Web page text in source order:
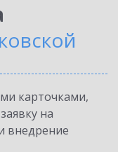
карточками,
на
внедрение